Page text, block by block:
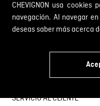
CHEVIGNON usa
navegación. Al navegar
deseas saber más acerca
Encuentra tu tienda
Historia de la marca
INFORMACIÓN
Términos y condiciones
Política de Cookies
Política de Cambios y
CAMBIOS Y DEVOLUCIONES
PQR y Otras solicitudes
SERVICIO AL CLIENTE